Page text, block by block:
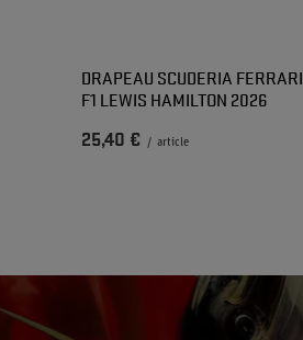
DRAPEAU SCUDERIA FERRARI
F1 LEWIS HAMILTON 2026
25,40 € / article